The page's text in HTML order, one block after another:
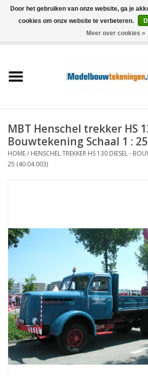
Schepen
Houtbouw
Scenery
Tijdschriften
Nieuwe tekeningen
NIEUWE TIJDSCHRIFTEN
ABONNEMENT DE
MODELBOUWER
MBT Henschel trekker HS
Bouwtekening Schaal 1 :
HOME/ HENSCHEL TREKKER HS 130 DIESEL -
25 (40.04.003)
Door het gebruiken van onze website, ga je
cookies om onze website te verbeteren.
Meer over cookies »